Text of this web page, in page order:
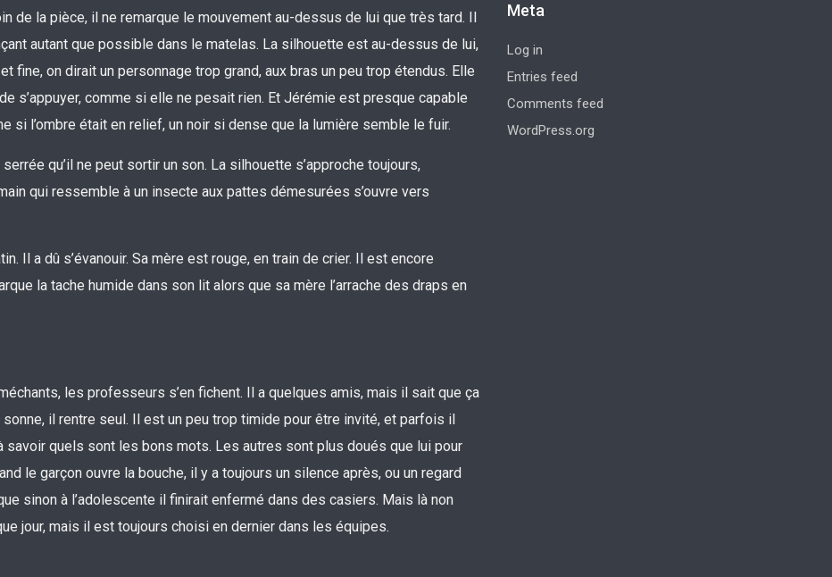
de la pièce, il ne remarque le mouvement au-dessus de lui que très tard. Il
autant que possible dans le matelas. La silhouette est au-dessus de lui,
fine, on dirait un personnage trop grand, aux bras un peu trop étendus. Elle
s’appuyer, comme si elle ne pesait rien. Et Jérémie est presque capable
si l’ombre était en relief, un noir si dense que la lumière semble le fuir.
qu’il ne peut sortir un son. La silhouette s’approche toujours,
qui ressemble à un insecte aux pattes démesurées s’ouvre vers
Il a dû s’évanouir. Sa mère est rouge, en train de crier. Il est encore
la tache humide dans son lit alors que sa mère l’arrache des draps en
les professeurs s’en fichent. Il a quelques amis, mais il sait que ça
il rentre seul. Il est un peu trop timide pour être invité, et parfois il
savoir quels sont les bons mots. Les autres sont plus doués que lui pour
le garçon ouvre la bouche, il y a toujours un silence après, ou un regard
sinon à l’adolescente il finirait enfermé dans des casiers. Mais là non
jour, mais il est toujours choisi en dernier dans les équipes.
Meta
Log in
Entries feed
Comments feed
WordPress.org